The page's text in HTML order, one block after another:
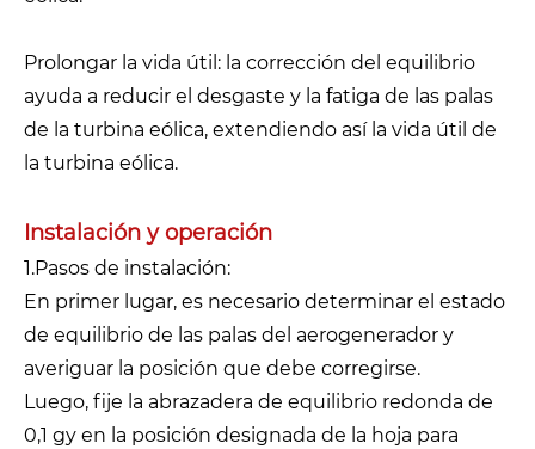
Prolongar la vida útil: la corrección del equilibrio
ayuda a reducir el desgaste y la fatiga de las palas
de la turbina eólica, extendiendo así la vida útil de
la turbina eólica.
Instalación y operación
1.Pasos de instalación:
En primer lugar, es necesario determinar el estado
de equilibrio de las palas del aerogenerador y
averiguar la posición que debe corregirse.
Luego, fije la abrazadera de equilibrio redonda de
0,1 gy en la posición designada de la hoja para